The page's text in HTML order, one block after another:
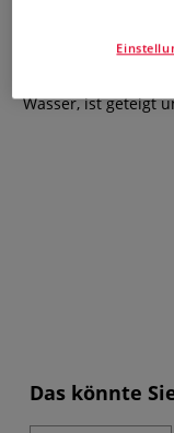
Zur
Blattgold. Poliment
Wasser, ist geteigt
Das könnte